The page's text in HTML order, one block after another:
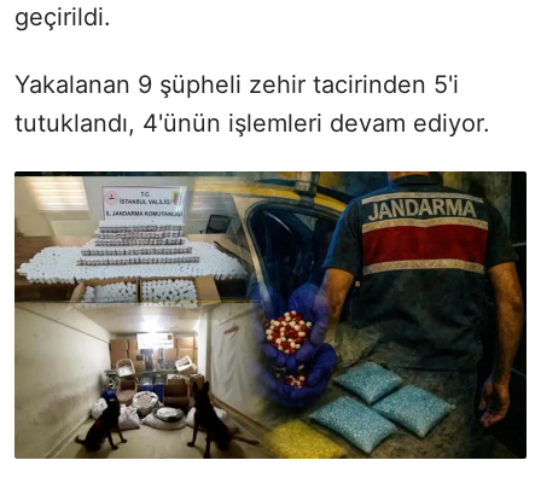
geçirildi.
Yakalanan 9 şüpheli zehir tacirinden 5'i
tutuklandı, 4'ünün işlemleri devam ediyor.